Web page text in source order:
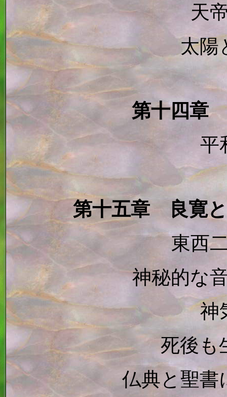
天
太陽
第十四章
平
第十五章 良寛
東西
神秘的な
神
死後も
仏典と聖書